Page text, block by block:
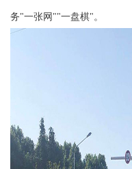
务"一张网""一盘棋"。